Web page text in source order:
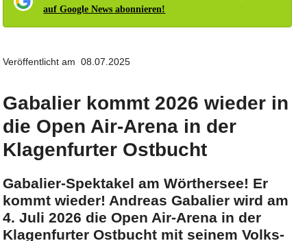
auf Google News abonnieren!
Veröffentlicht am 08.07.2025
Gabalier kommt 2026 wieder in
die Open Air-Arena in der
Klagenfurter Ostbucht
Gabalier-Spektakel am Wörthersee! Er
kommt wieder! Andreas Gabalier wird am
4. Juli 2026 die Open Air-Arena in der
Klagenfurter Ostbucht mit seinem Volks-